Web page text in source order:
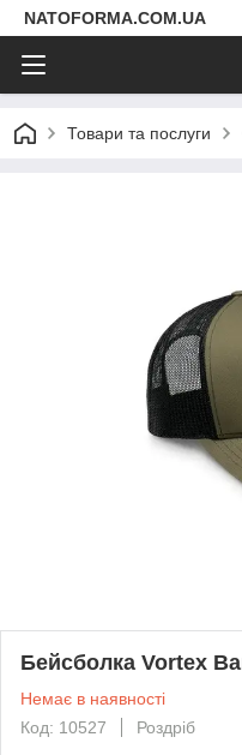
NATOFORMA.COM.UA
Товари та послуги
Бейсболка Vortex
Немає в наявності
Код: 10527
Роздріб